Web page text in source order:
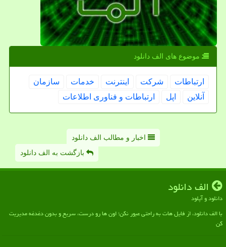
موضوع های الف دانلود
ارتباطات شركت اینترنت خدمات
سازمان
آنلاین
اپل ارتباطات و فناوری اطلاعات
اخبار و مطالب الف دانلود
بازگشت به الف دانلود
الف دانلود
دانلود و آپلود
با الف دانلود، از فایل هات به راحتی عبور نکن؛ اون ها رو درست، سریع و بدون دغدغه مدیریت
کن